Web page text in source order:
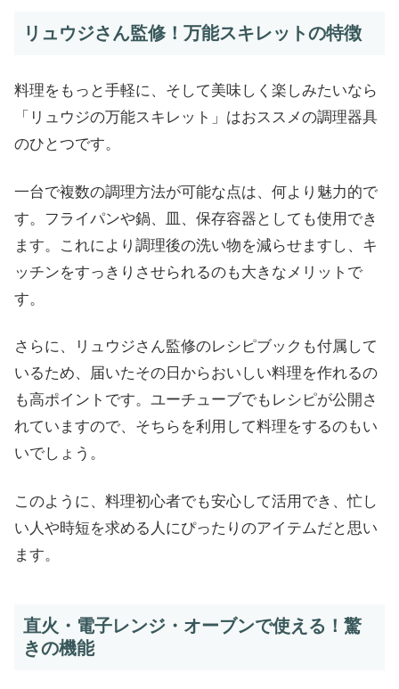
リュウジさん監修！万能スキレットの特徴
料理をもっと手軽に、そして美味しく楽しみたいなら
「リュウジの万能スキレット」はおススメの調理器具
のひとつです。
一台で複数の調理方法が可能な点は、何より魅力的で
す。フライパンや鍋、皿、保存容器としても使用でき
ます。これにより調理後の洗い物を減らせますし、キ
ッチンをすっきりさせられるのも大きなメリットで
す。
さらに、リュウジさん監修のレシピブックも付属して
いるため、届いたその日からおいしい料理を作れるの
も高ポイントです。ユーチューブでもレシピが公開さ
れていますので、そちらを利用して料理をするのもい
いでしょう。
このように、料理初心者でも安心して活用でき、忙し
い人や時短を求める人にぴったりのアイテムだと思い
ます。
直火・電子レンジ・オーブンで使える！驚
きの機能